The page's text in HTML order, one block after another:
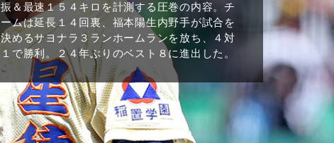
振＆最速１５４キロを計測する圧巻の内容。チ
ームは延長１４回裏、福本陽生内野手が試合を
決めるサヨナラ３ランホームランを放ち、４対
１で勝利。２４年ぶりのベスト８に進出した。